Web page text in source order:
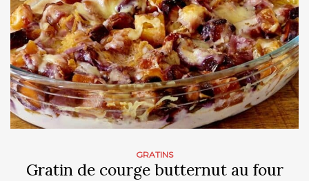
GRATINS
Gratin de courge butternut au four